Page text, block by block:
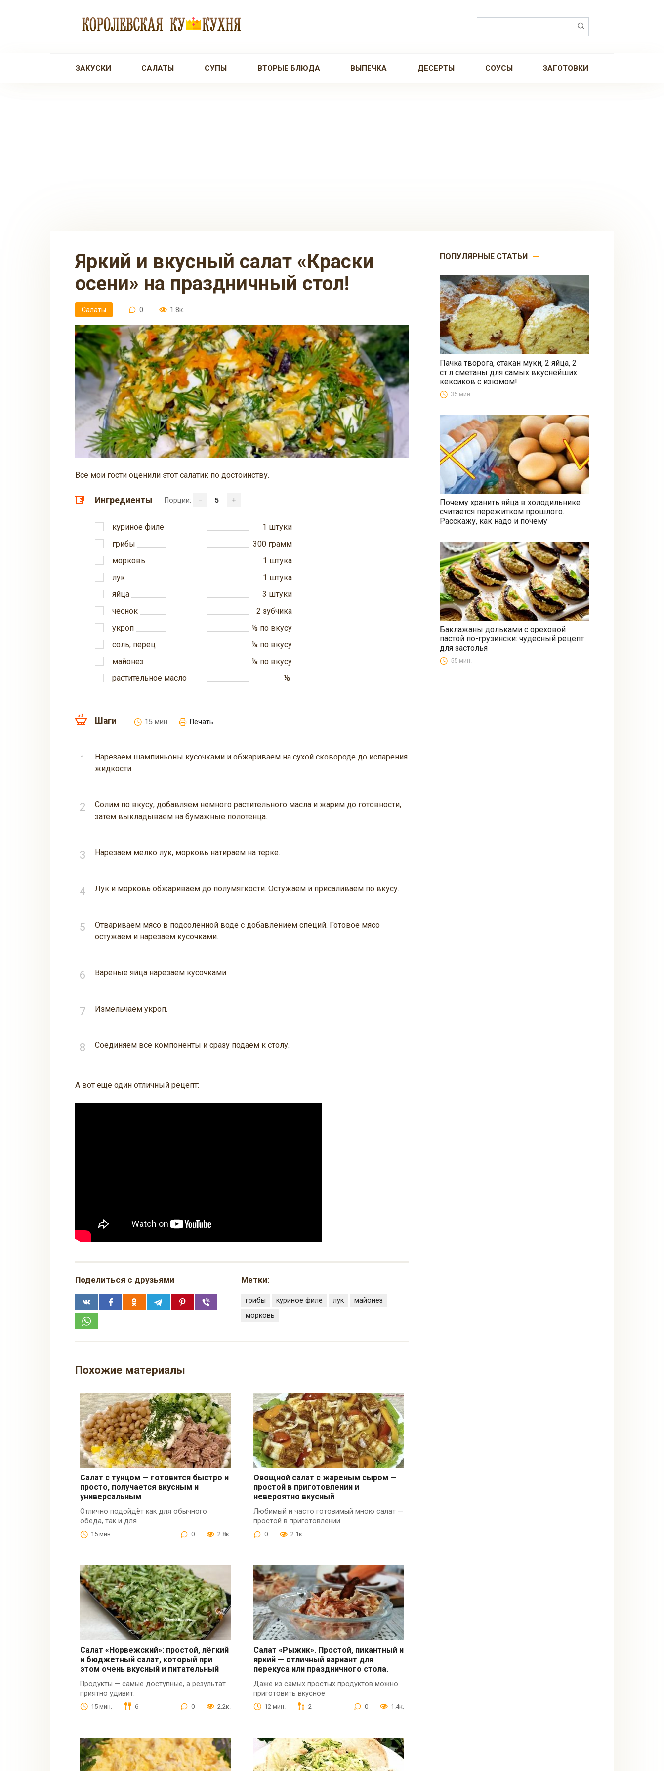
ЗАКУСКИ САЛАТЫ СУПЫ ВТОРЫЕ БЛЮДА ВЫПЕЧКА ДЕСЕРТЫ СОУСЫ ЗАГОТОВКИ
Яркий и вкусный салат «Краски
осени» на праздничный стол!
Салаты 0 1.8к.
Все мои гости оценили этот салатик по достоинству.
Ингредиенты Порции: – +
куриное филе 1 штуки
грибы
300 грамм
морковь
1 штука
лук
1 штука
яйца
3 штуки
чеснок
2 зубчика
укроп
⅛ по вкусу
соль, перец
⅛ по вкусу
майонез
⅛ по вкусу
растительное масло
⅛
Шаги 15 мин. Печать
Нарезаем шампиньоны кусочками и обжариваем на сухой сковороде до испарения
жидкости.
Солим по вкусу, добавляем немного растительного масла и жарим до готовности,
затем выкладываем на бумажные полотенца.
Нарезаем мелко лук, морковь натираем на терке.
Лук и морковь обжариваем до полумягкости. Остужаем и присаливаем по вкусу.
Отвариваем мясо в подсоленной воде с добавлением специй. Готовое мясо
остужаем и нарезаем кусочками.
Вареные яйца нарезаем кусочками.
Измельчаем укроп.
Соединяем все компоненты и сразу подаем к столу.
А вот еще один отличный рецепт:
Поделиться с друзьями Метки:
грибы куриное филе лук
майонез
морковь
Похожие материалы
Салат с тунцом — готовится быстро и
просто, получается вкусным и
универсальным
Отлично подойдёт как для обычного
обеда, так и для
15 мин. 0 2.8к.
Овощной салат с жареным сыром —
простой в приготовлении и
невероятно вкусный
Любимый и часто готовимый мною салат —
простой в приготовлении
0 2.1к.
Салат «Норвежский»: простой, лёгкий
и бюджетный салат, который при
этом очень вкусный и питательный
Продукты — самые доступные, а результат
приятно удивит.
15 мин. 6 0 2.2к.
Салат «Рыжик». Простой, пикантный и
яркий — отличный вариант для
перекуса или праздничного стола.
Даже из самых простых продуктов можно
приготовить вкусное
12 мин. 2 0 1.4к.
ПОПУЛЯРНЫЕ СТАТЬИ
Выпечка
Пачка творога, стакан муки, 2 яйца, 2
ст.л сметаны для самых вкуснейших
кексиков с изюмом!
35 мин.
Все
Почему хранить яйца в холодильнике
считается пережитком прошлого.
Расскажу, как надо и почему
Закуски
Баклажаны дольками с ореховой
пастой по-грузински: чудесный рецепт
для застолья
55 мин.